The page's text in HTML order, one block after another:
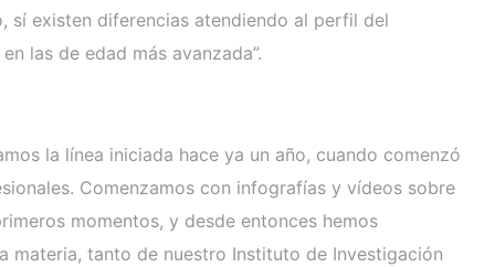
sí existen diferencias atendiendo al perfil del
las de edad más avanzada”.
la línea iniciada hace ya un año, cuando comenzó
Comenzamos con infografías y vídeos sobre
momentos, y desde entonces hemos
materia, tanto de nuestro Instituto de Investigación